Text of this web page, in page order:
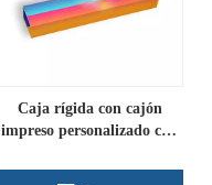
Caja rígida con cajón
impreso personalizado con
personalizado